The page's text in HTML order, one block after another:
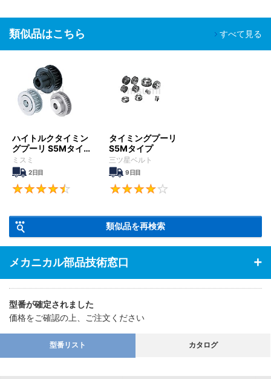
【用途】
・工作機械、射出成形機などの大型機械からコピー機やプリンター
などのOA機器まで幅広い装置で使用されています。
類似品はこちら すべて見る
ハイトルクタイミン
グプーリ S5Mタイ
プ
ミスミ
2日目
4.5
タイミングプーリ
S5Mタイプ
三ツ星ベルト
9日目
類似品を再検索
メカニカル部品技術窓口
型番が確定されました
価格をご確認の上、ご注文ください
型番リスト カタログ